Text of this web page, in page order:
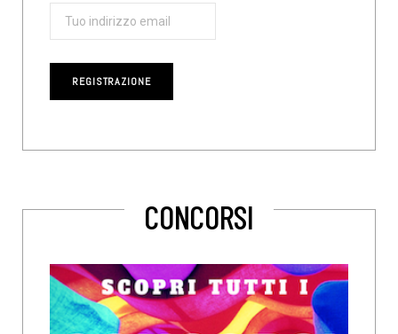
CONCORSI